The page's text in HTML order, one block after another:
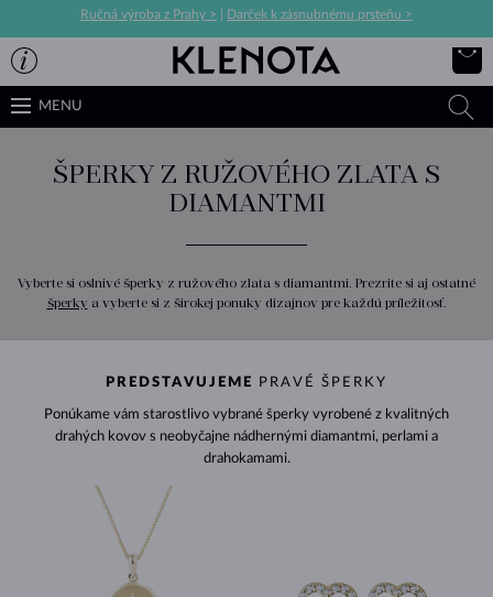
Ručná výroba z Prahy > Darček k zásnubnému prsteňu >
MENU
ŠPERKY Z RUŽOVÉHO ZLATA S
DIAMANTMI
Vyberte si oslnivé šperky z ružového zlata s diamantmi. Prezrite si aj ostatné
šperky a vyberte si z širokej ponuky dizajnov pre každú príležitosť.
PREDSTAVUJEME PRAVÉ ŠPERKY
Ponúkame vám starostlivo vybrané šperky vyrobené z kvalitných
drahých kovov s neobyčajne nádhernými diamantmi, perlami a
drahokamami.